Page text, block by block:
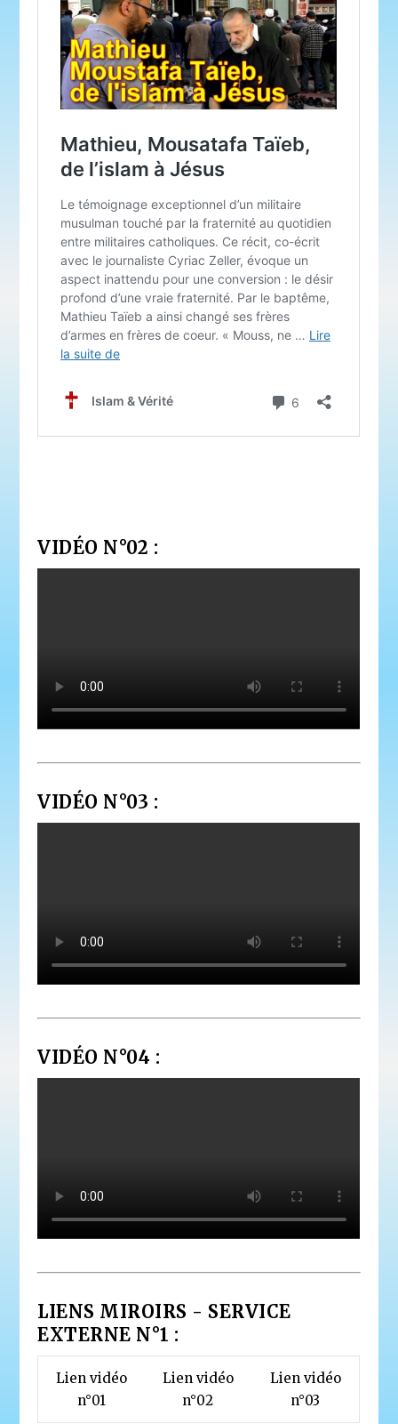
VIDÉO N°02 :
VIDÉO N°03 :
VIDÉO N°04 :
LIENS MIROIRS - SERVICE
EXTERNE N°1 :
Lien vidéo
n°01
Lien vidéo
n°02
Lien vidéo
n°03